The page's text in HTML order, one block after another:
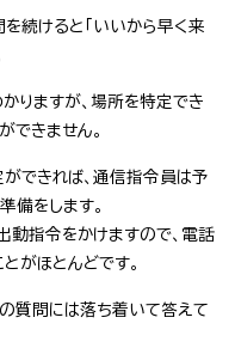
続けると「いいから早く来
りますが、場所を特定でき
できません。
できれば、通信指令員は予
備をします。
指令をかけますので、電話
がほとんどです。
質問には落ち着いて答えて